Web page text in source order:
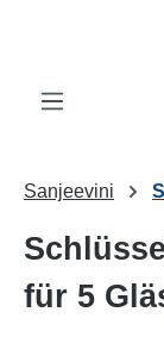
Zum Hauptinhalt
Sanjeevini
für 5